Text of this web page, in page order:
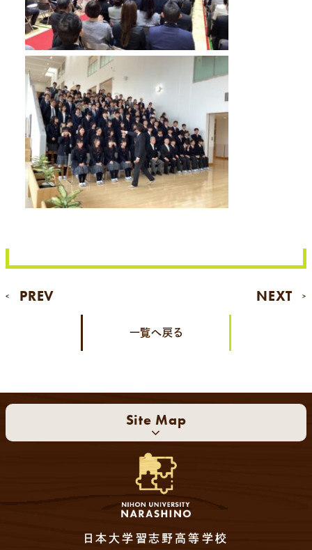
< PREV NEXT >
一覧へ戻る
Site Map
日本大学習志野高等学校